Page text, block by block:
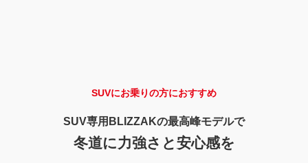
SUVにお乗りの方におすすめ
SUV専用 BLIZZAKの最高峰モデルで
冬道に力強さと安心感を